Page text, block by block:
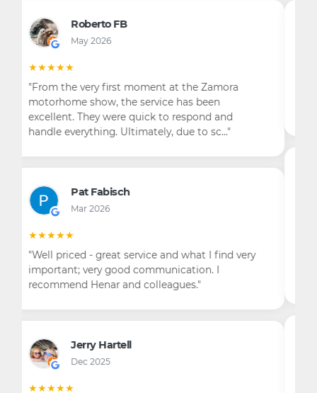
Trevor Whitehouse
Mar 2022
★★★★☆
"Not quite finished yet"
Dec 2019
★☆☆☆☆
"Pedí un presupuesto por Internet, los precios
que me dieron, son desproporcionados lo mires
por donde lo mires. Un seguro a solo tercero
lunas y asistencia pa…"
Javier Brome
★☆☆☆☆